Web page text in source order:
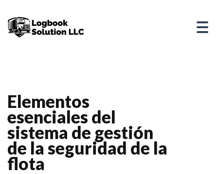
Elementos
esenciales del
sistema de gestión
de la seguridad de la
flota